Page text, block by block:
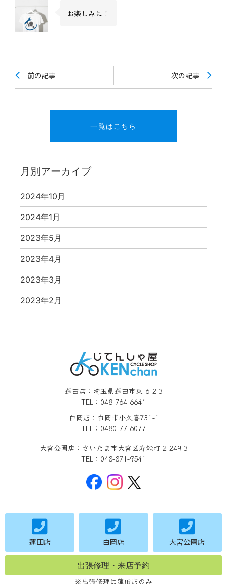
お楽しみに！
前の記事 次の記事
一覧はこちら
月別アーカイブ
2024年10月
2024年1月
2023年5月
2023年4月
2023年3月
2023年2月
蓮田店：埼玉県蓮田市東 6-2-3
TEL：048-764-6641
白岡店：白岡市小久喜731-1
TEL：0480-77-6077
大宮公園店：さいたま市大宮区寿能町 2-249-3
TEL：048-871-9541
蓮田店 白岡店 大宮公園店
出張修理・来店予約
※出張修理は蓮田店のみ